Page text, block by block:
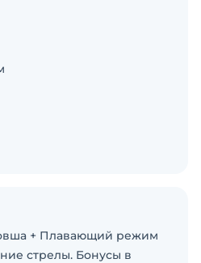
+ Плавающий режим
стрелы. Бонусы в